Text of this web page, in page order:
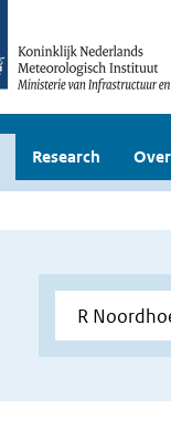
Research